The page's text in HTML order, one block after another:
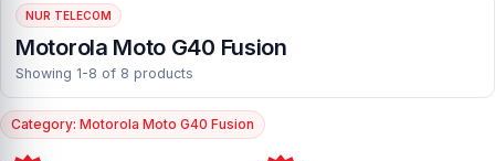
NUR TELECOM
Motorola Moto G40 Fusion
Showing 1-8 of 8 products
Category: Motorola Moto G40 Fusion